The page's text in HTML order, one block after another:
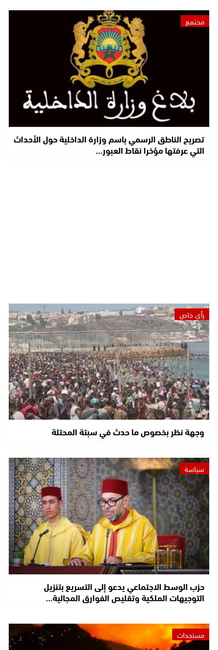
مجتمع
تصريح الناطق الرسمي باسم وزارة الداخلية حول الأحداث
التي عرفتها مؤخرا نقاط العبور…
رأي خاص
وجهة نظر بخصوص ما حدث في سبتة المحتلة
سياسة
حزب الوسط الاجتماعي يدعو إلى التسريع بتنزيل
التوجيهات الملكية وتقليص الفوارق المجالية…
مستجدات